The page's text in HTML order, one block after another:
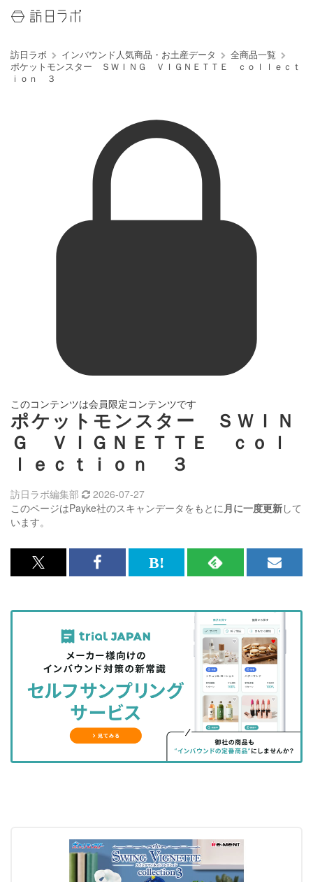
訪日ラボ インバウンド人気商品・お土産データ
全商品一覧
ポケットモンスター ＳＷＩＮＧ ＶＩＧＮＥＴＴＥ ｃｏｌｌｅｃｔ
ｉｏｎ ３
このコンテンツは会員限定コンテンツです
ポケットモンスター ＳＷＩＮ
Ｇ ＶＩＧＮＥＴＴＥ ｃｏｌ
ｌｅｃｔｉｏｎ ３
このページはPayke社のスキャンデータをもとに月に一度更新して
います。
訪日ラボ編集部 2026-07-27
x<br>
記
を
シ
ェ
る
Facebook<br>
記
事
を
シ
ェ
ア
す
る
は
な
ッ
ク
マ
に
RSS
記
事
を
購
読
す
る
メ
マ
ガ
登
録
す
る